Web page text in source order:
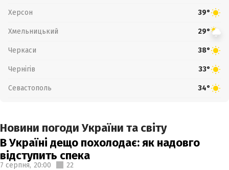
Херсон 39°
Хмельницький 29°
Черкаси 38°
Чернігів 33°
Севастополь 34°
Новини погоди України та світу
В Україні дещо похолодає: як надовго
відступить спека
7 серпня, 20:00 22